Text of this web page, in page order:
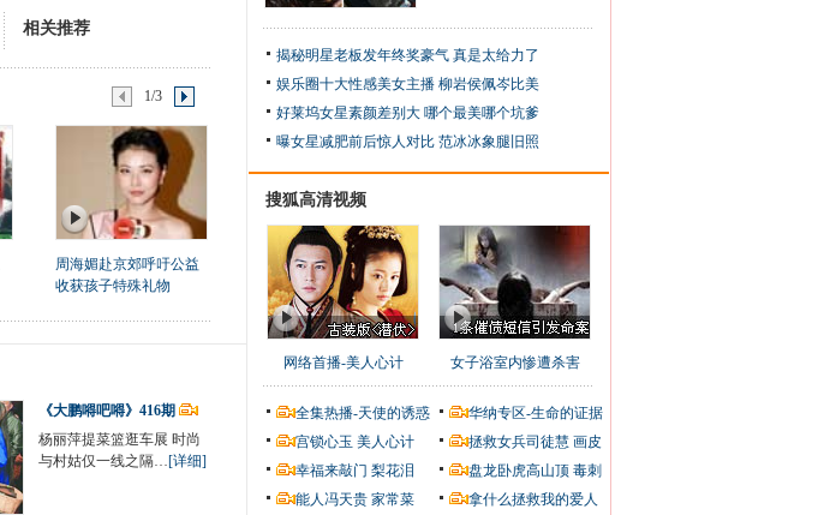
相关推荐
1/3
周海媚赴京郊呼吁公益
收获孩子特殊礼物
《大鹏嘚吧嘚》416期
杨丽萍提菜篮逛车展 时尚
与村姑仅一线之隔…[详细]
揭秘明星老板发年终奖豪气 真是太给力了
娱乐圈十大性感美女主播 柳岩侯佩岑比美
好莱坞女星素颜差别大 哪个最美哪个坑爹
曝女星减肥前后惊人对比 范冰冰象腿旧照
搜狐高清视频
网络首播-美人心计 女子浴室内惨遭杀害
全集热播-天使的诱惑
华纳专区-生命的证据
宫锁心玉 美人心计 拯救女兵司徒慧 画皮
幸福来敲门 梨花泪 盘龙卧虎高山顶 毒刺
能人冯天贵 家常菜 拿什么拯救我的爱人